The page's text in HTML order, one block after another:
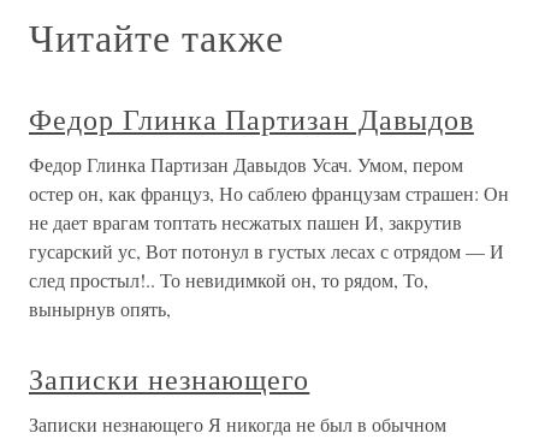
Читайте также
Федор Глинка Партизан Давыдов
Федор Глинка Партизан Давыдов Усач. Умом, пером
остер он, как француз, Но саблею французам страшен: Он
не дает врагам топтать несжатых пашен И, закрутив
гусарский ус, Вот потонул в густых лесах с отрядом — И
след простыл!.. То невидимкой он, то рядом, То,
вынырнув опять,
Записки незнающего
Записки незнающего Я никогда не был в обычном